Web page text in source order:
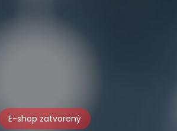
E-shop zatvorený